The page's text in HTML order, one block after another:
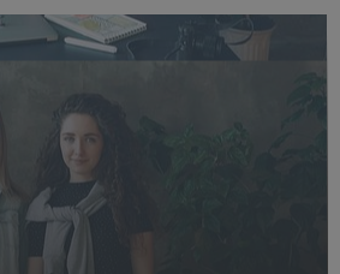
czy większej świadomości
na rynku pracy. Sprawny do...